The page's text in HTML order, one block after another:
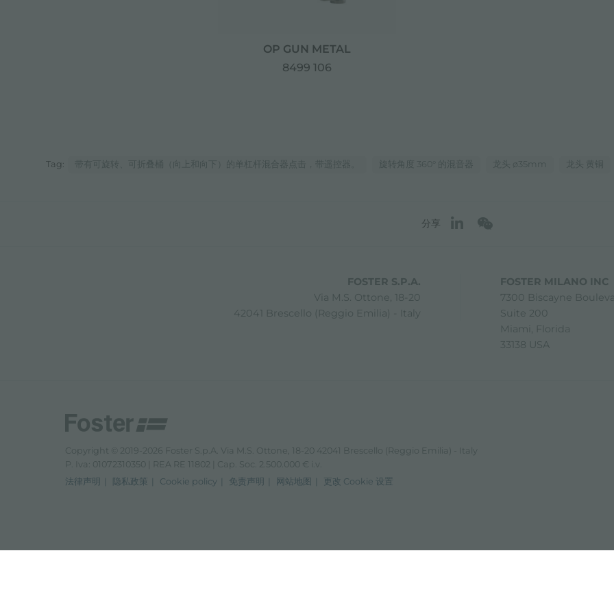
OP GUN METAL
8499 106
Tag: 带有可旋转、可折叠桶（向上和向下）的单杠杆混合器点击，带遥控器。 旋转角度 360° 的混音器 龙头 ø35mm 龙头 黄铜
分享
FOSTER S.P.A.
Via M.S. Ottone, 18-20
42041 Brescello (Reggio Emilia) - Italy
FOSTER MILANO INC
7300 Biscayne
Suite 200
Miami, Florida
33138 USA
Copyright © 2019-2026 Foster S.p.A. Via M.S. Ottone, 18-20 42041 Brescello (Reggio Emilia) - Italy
P. Iva: 01072310350 | REA RE 11802 | Cap. Soc. 2.500.000 € i.v.
法律声明
隐私政策 Cookie policy 免责声明 网站地图 更改 Cookie 设置